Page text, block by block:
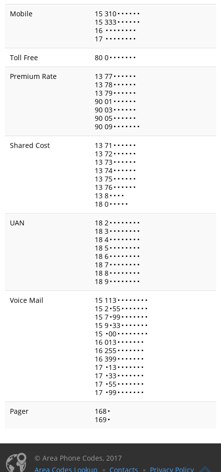
Mobile
15 310• • • • • •
15 333• • • • • •
16 • • • • • • • •
17 • • • • • • • •
Toll Free
80 0• • • • • • •
Premium Rate
13 77• • • • • •
13 78• • • • • •
13 79• • • • • •
90 01 • • • • • •
90 03• • • • • •
90 05• • • • • •
90 09• • • • • • •
Shared Cost
13 71 • • • • • •
13 72• • • • • •
13 73• • • • • •
13 74• • • • • •
13 75• • • • • •
13 76• • • • • •
13 8• • • •
18 0• • • • •
UAN
18 2• • • • • • • •
18 3• • • • • • • •
18 4• • • • • • • •
18 5• • • • • • • •
18 6• • • • • • • •
18 7• • • • • • • •
18 8• • • • • • • •
18 9• • • • • • • •
Voice Mail
15 113• • • • • • • •
15 2•55• • • • • • •
15 7•99• • • • • • •
15 9•33• • • • • • •
15 •00• • • • • • • •
16 013• • • • • • •
16 255• • • • • • •
16 399• • • • • • •
17 •13• • • • • • •
17 •33• • • • • • •
17 •55• • • • • • •
17 •99• • • • • • •
Pager
168•
169•
© Area Phone Codes, 2017
Area Codes Lookup
Contacts Privacy Policy